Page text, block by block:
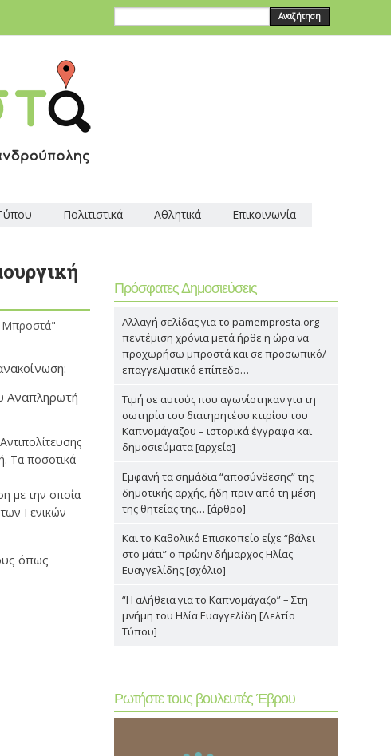
Αναζήτηση
Πολιτιστικά Αθλητικά Επικοινωνία
Μπροστά"
Αναπληρωτή
Τα ποσοτικά
με την οποία
Γενικών
όπως
Πρόσφατες Δημοσιεύσεις
Αλλαγή σελίδας για το pamemprosta.org –
πεντέμιση χρόνια μετά ήρθε η ώρα να
προχωρήσω μπροστά και σε προσωπικό/
επαγγελματικό επίπεδο…
Τιμή σε αυτούς που αγωνίστηκαν για τη
σωτηρία του διατηρητέου κτιρίου του
Καπνομάγαζου – ιστορικά έγγραφα και
δημοσιεύματα [αρχεία]
Εμφανή τα σημάδια “αποσύνθεσης” της
δημοτικής αρχής, ήδη πριν από τη μέση
της θητείας της… [άρθρο]
Και το Καθολικό Επισκοπείο είχε “βάλει
στο μάτι” ο πρώην δήμαρχος Ηλίας
Ευαγγελίδης [σχόλιο]
“Η αλήθεια για το Καπνομάγαζο” – Στη
μνήμη του Ηλία Ευαγγελίδη [Δελτίο
Τύπου]
Ρωτήστε τους βουλευτές Έβρου